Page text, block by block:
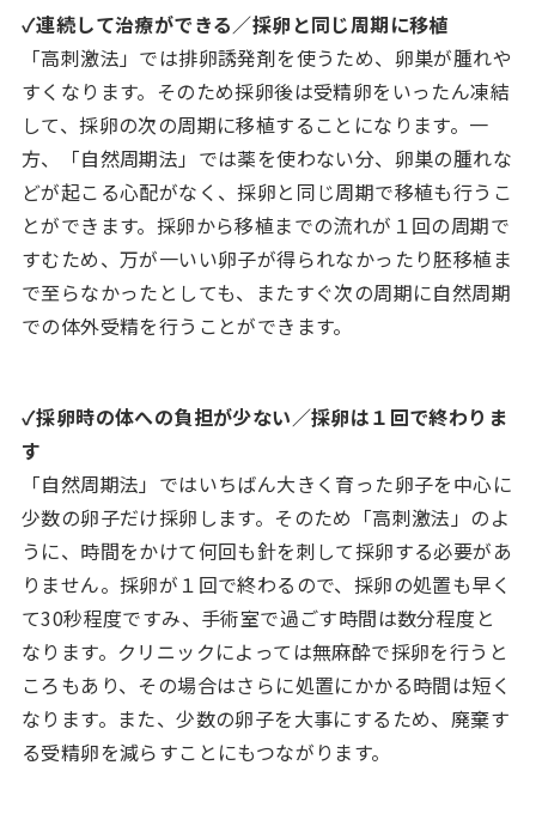
✓連続して治療ができる／採卵と同じ周期に移植
「高刺激法」では排卵誘発剤を使うため、卵巣が腫れや
すくなります。そのため採卵後は受精卵をいったん凍結
して、採卵の次の周期に移植することになります。一
方、「自然周期法」では薬を使わない分、卵巣の腫れな
どが起こる心配がなく、採卵と同じ周期で移植も行うこ
とができます。採卵から移植までの流れが１回の周期で
すむため、万が一いい卵子が得られなかったり胚移植ま
で至らなかったとしても、またすぐ次の周期に自然周期
での体外受精を行うことができます。
✓採卵時の体への負担が少ない／採卵は１回で終わりま
す
「自然周期法」ではいちばん大きく育った卵子を中心に
少数の卵子だけ採卵します。そのため「高刺激法」のよ
うに、時間をかけて何回も針を刺して採卵する必要があ
りません。採卵が１回で終わるので、採卵の処置も早く
て30秒程度ですみ、手術室で過ごす時間は数分程度と
なります。クリニックによっては無麻酔で採卵を行うと
ころもあり、その場合はさらに処置にかかる時間は短く
なります。また、少数の卵子を大事にするため、廃棄す
る受精卵を減らすことにもつながります。